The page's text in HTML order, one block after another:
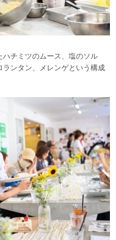
チミツのムース、塩のソル
ンタン、メレンゲという構成